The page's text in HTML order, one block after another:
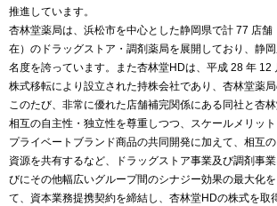
推進しています。
杏林堂薬局は、浜松市を中心とした静岡県で計 77 店
在）のドラッグストア・調剤薬局を展開しており、静
名度を誇っています。また杏林堂HDは、平成 28 年 12
株式移転により設立された持株会社であり、杏林堂薬局
このたび、非常に優れた店舗補完関係にある同社と杏
相互の自主性・独立性を尊重しつつ、スケールメリッ
プライベートブランド商品の共同開発に加えて、相互
資源を共有するなど、ドラッグストア事業及び調剤事
びにその他幅広いグループ間のシナジー効果の最大化
て、資本業務提携契約を締結し、杏林堂HDの株式を取